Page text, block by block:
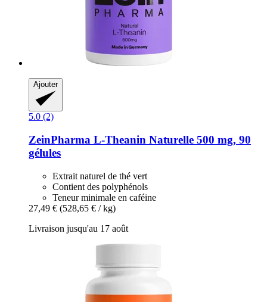
Ajouter
5.0 (2)
ZeinPharma L-​Theanin Naturelle 500 mg, 90
gélules
Extrait naturel de thé vert
Contient des polyphénols
Teneur minimale en caféine
27,49 € (528,65 € / kg)
Livraison jusqu'au 17 août